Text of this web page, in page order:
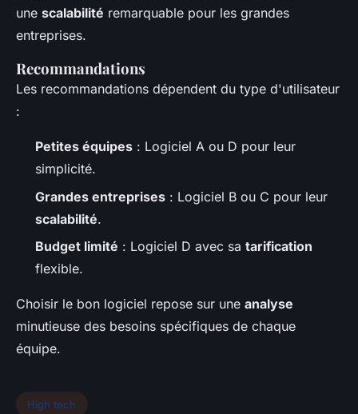
une scalabilité remarquable pour les grandes
entreprises.
Recommandations
Les recommandations dépendent du type d'utilisateur
:
Petites équipes : Logiciel A ou D pour leur
simplicité.
Grandes entreprises : Logiciel B ou C pour leur
scalabilité.
Budget limité : Logiciel D avec sa tarification
flexible.
Choisir le bon logiciel repose sur une analyse
minutieuse des besoins spécifiques de chaque
équipe.
High tech